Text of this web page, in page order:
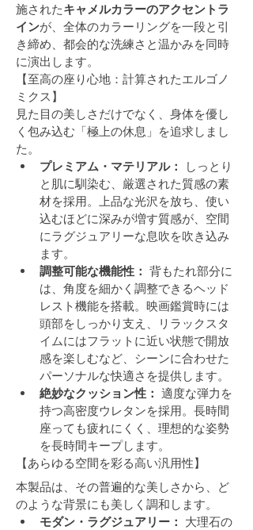
施されたキャメルカラーのアクセントラ
インが、全体のカラーリングを一段と引
き締め、都会的な洗練さと温かみを同時
に演出します。
【至高の座り心地：計算されたエルゴノ
ミクス】
見た目の美しさだけでなく、身体を優し
く包み込む「極上の休息」を追求しまし
た。
プレミアム・マテリアル：
しっとり
と肌に馴染む、厳選された質感の素
材を採用。上品な光沢を放ち、使い
込むほどに深みが増す質感が、空間
にラグジュアリーな息吹を吹き込み
ます。
調整可能な機能性： 背もたれ部分に
は、角度を細かく調整できるヘッド
レスト機能を搭載。映画鑑賞時には
頭部をしっかり支え、リラックスタ
イムにはフラットに近い状態で開放
感を楽しむなど、シーンに合わせた
パーソナルな快適さを提供します。
絶妙なクッション性： 適度な弾力を
持つ高密度ウレタンを採用。長時間
座っても疲れにくく、理想的な姿勢
を長時間キープします。
【あらゆる空間を彩る高い汎用性】
本製品は、その普遍的な美しさから、ど
のような背景にも美しく調和します。
モダン・ラグジュアリー： 大理石の